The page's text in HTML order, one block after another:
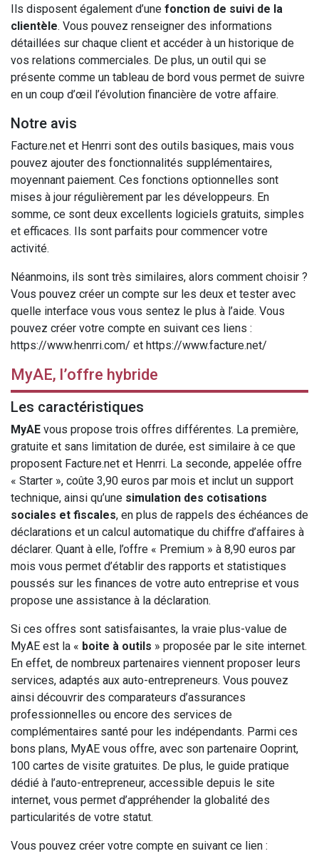
Ils disposent également d’une fonction de suivi de la
clientèle. Vous pouvez renseigner des informations
détaillées sur chaque client et accéder à un historique de
vos relations commerciales. De plus, un outil qui se
présente comme un tableau de bord vous permet de suivre
en un coup d’œil l’évolution financière de votre affaire.
Notre avis
Facture.net et Henrri sont des outils basiques, mais vous
pouvez ajouter des fonctionnalités supplémentaires,
moyennant paiement. Ces fonctions optionnelles sont
mises à jour régulièrement par les développeurs. En
somme, ce sont deux excellents logiciels gratuits, simples
et efficaces. Ils sont parfaits pour commencer votre
activité.
Néanmoins, ils sont très similaires, alors comment choisir ?
Vous pouvez créer un compte sur les deux et tester avec
quelle interface vous vous sentez le plus à l’aide. Vous
pouvez créer votre compte en suivant ces liens :
https://www.henrri.com/ et https://www.facture.net/
MyAE, l’offre hybride
Les caractéristiques
MyAE vous propose trois offres différentes. La première,
gratuite et sans limitation de durée, est similaire à ce que
proposent Facture.net et Henrri. La seconde, appelée offre
« Starter », coûte 3,90 euros par mois et inclut un support
technique, ainsi qu’une simulation des cotisations
sociales et fiscales, en plus de rappels des échéances de
déclarations et un calcul automatique du chiffre d’affaires à
déclarer. Quant à elle, l’offre « Premium » à 8,90 euros par
mois vous permet d’établir des rapports et statistiques
poussés sur les finances de votre auto entreprise et vous
propose une assistance à la déclaration.
Si ces offres sont satisfaisantes, la vraie plus-value de
MyAE est la « boite à outils » proposée par le site internet.
En effet, de nombreux partenaires viennent proposer leurs
services, adaptés aux auto-entrepreneurs. Vous pouvez
ainsi découvrir des comparateurs d’assurances
professionnelles ou encore des services de
complémentaires santé pour les indépendants. Parmi ces
bons plans, MyAE vous offre, avec son partenaire Ooprint,
100 cartes de visite gratuites. De plus, le guide pratique
dédié à l’auto-entrepreneur, accessible depuis le site
internet, vous permet d’appréhender la globalité des
particularités de votre statut.
Vous pouvez créer votre compte en suivant ce lien :